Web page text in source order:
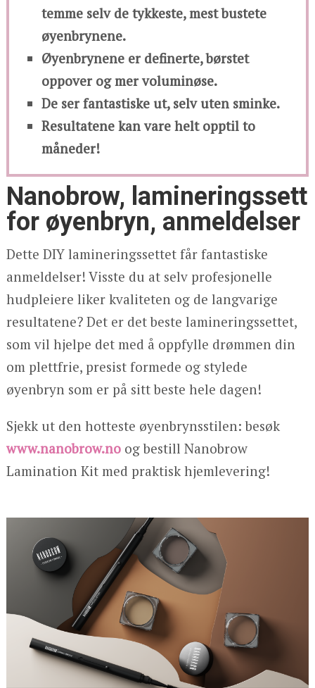
temme selv de tykkeste, mest bustete
øyenbrynene.
Øyenbrynene er definerte, børstet
oppover og mer voluminøse.
De ser fantastiske ut, selv uten sminke.
Resultatene kan vare helt opptil to
måneder!
Nanobrow, lamineringssett
for øyenbryn, anmeldelser
Dette DIY lamineringssettet får fantastiske
anmeldelser! Visste du at selv profesjonelle
hudpleiere liker kvaliteten og de langvarige
resultatene? Det er det beste lamineringssettet,
som vil hjelpe det med å oppfylle drømmen din
om plettfrie, presist formede og stylede
øyenbryn som er på sitt beste hele dagen!
Sjekk ut den hotteste øyenbrynsstilen: besøk
www.nanobrow.noog bestill Nanobrow
Lamination Kit med praktisk hjemlevering!